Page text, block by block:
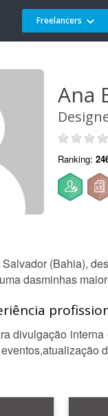
Freelancers
Ana
Ranking:
(Bahia),
dasminhas
divulgação